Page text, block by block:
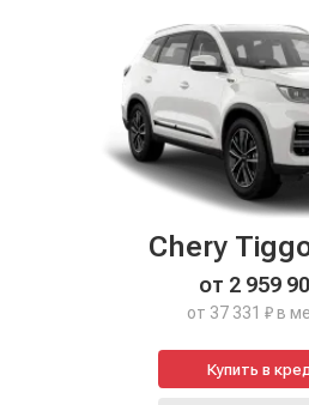
Chery
от 2 959
от 37 331 ₽ в
Купить в